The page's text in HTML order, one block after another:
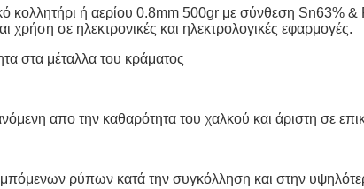
κολλητήρι ή αερίου 0.8mm 500gr με σύνθεση Sn63% &
σε ηλεκτρονικές και ηλεκτρολογικές εφαρμογές.
στα μέταλλα του κράματος
απο την καθαρότητα του χαλκού και άριστη σε
ρύπων κατά την συγκόλληση και στην